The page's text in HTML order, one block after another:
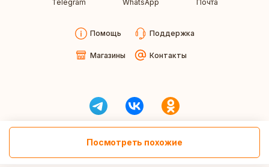
Посмотреть похожие
Telegram WhatsApp Почта
Помощь Поддержка
Магазины Контакты